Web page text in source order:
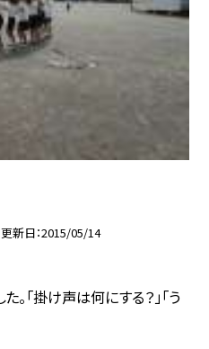
更新日 2015/05/14
「掛け声は何にする？」「う